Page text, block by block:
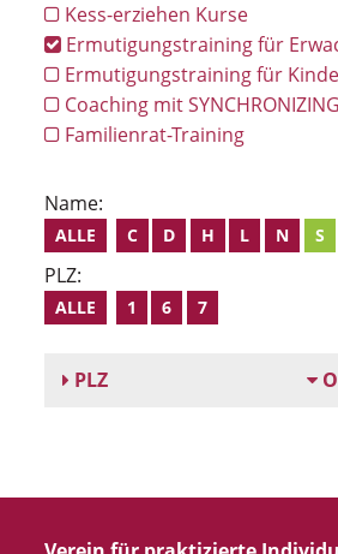
Kess-erziehen Kurse
Ermutigungstraining für
Ermutigungstraining für
Coaching mit SYNCHRONIZING
Familienrat-Training
Name:
ALLE C D H L N S
PLZ:
ALLE 1 6 7
PLZ